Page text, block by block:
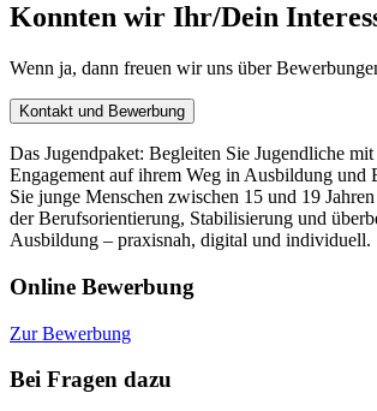
Konnten wir Ihr/Dein
Wenn ja, dann freuen wir uns über
Kontakt und Bewerbung
Das Jugendpaket: Begleiten Sie Jugendliche
Engagement auf ihrem Weg in Ausbildung und
Sie junge Menschen zwischen 15 und 19
der Berufsorientierung, Stabilisierung und
Ausbildung – praxisnah, digital und individuell.
Online Bewerbung
Zur Bewerbung
Bei Fragen dazu